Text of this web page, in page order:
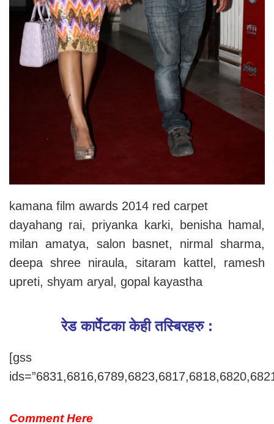
kamana film awards 2014 red carpet
dayahang rai, priyanka karki, benisha hamal,
milan amatya, salon basnet, nirmal sharma,
deepa shree niraula, sitaram kattel, ramesh
upreti, shyam aryal, gopal kayastha
रेड कार्पेटका केही तस्बिरहरु :
[gss
Comment Here